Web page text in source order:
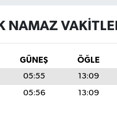
NAMAZ
GÜNEŞ ÖĞLE
05:55 13:09
05:56 13:09